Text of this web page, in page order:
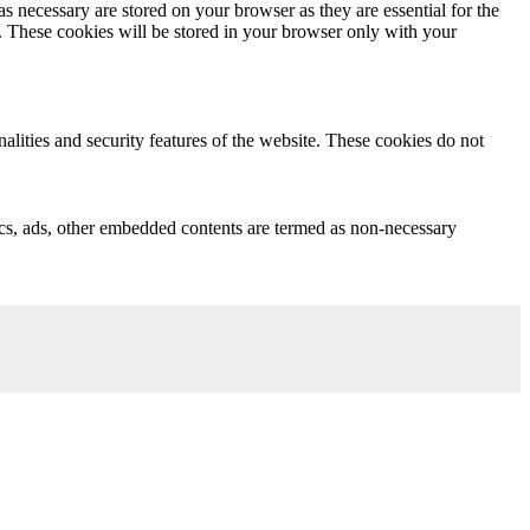
are stored on your browser as they are essential for the
These cookies will be stored in your browser only with your
and security features of the website. These cookies do not
other embedded contents are termed as non-necessary